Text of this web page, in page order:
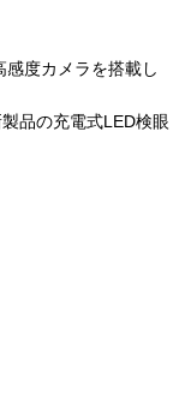
度カメラを搭載し
品の充電式LED検眼